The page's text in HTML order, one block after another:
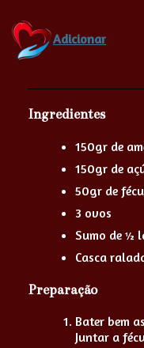
Adicionar
Ingredientes
150gr de
150gr de
50gr de
3 ovos
Sumo de ½
Casca
Preparação
Bater bem
Juntar a